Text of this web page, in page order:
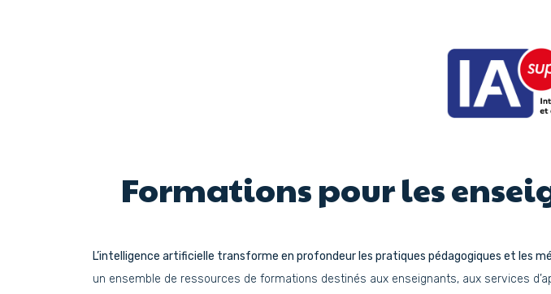
Formations pour les
L’intelligence artificielle transforme en profondeur les pratiques pédagogiques et les
un ensemble de ressources de formations destinés aux enseignants, aux services